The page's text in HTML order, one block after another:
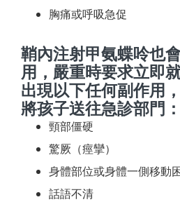
胸痛或呼吸急促
鞘內注射甲氨蝶呤也
用，嚴重時要求立即
出現以下任何副作用
將孩子送往急診部門：
頸部僵硬
驚厥（痙攣）
身體部位或身體一側移動
話語不清